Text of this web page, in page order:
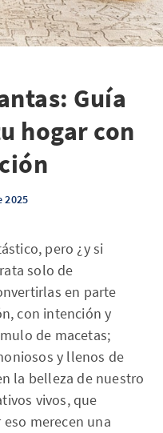
Guía
hogar con
2025
pero ¿y si
solo de
en parte
con intención y
de macetas;
y llenos de
la belleza de nuestro
vivos, que
merecen una